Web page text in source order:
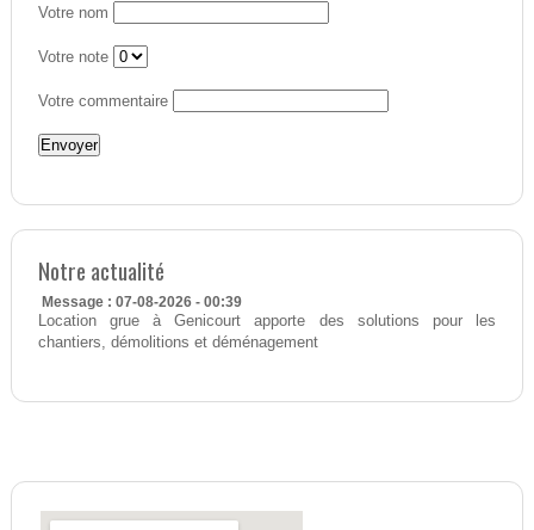
Votre nom
Votre note
Votre commentaire
Notre actualité
Message : 07-08-2026 - 00:39
Location grue à Genicourt apporte des solutions pour les
chantiers, démolitions et déménagement